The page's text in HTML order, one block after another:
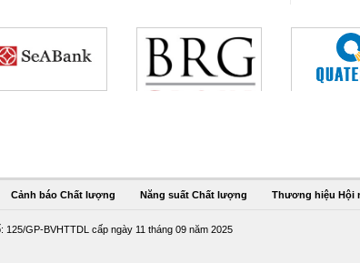
Cảnh báo Chất lượng Năng suất Chất lượng Thương hiệu Hội
GP-BVHTTDL cấp ngày 11 tháng 09 năm 2025